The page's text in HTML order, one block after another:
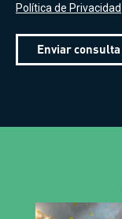
Política de Privacidad
Enviar consulta